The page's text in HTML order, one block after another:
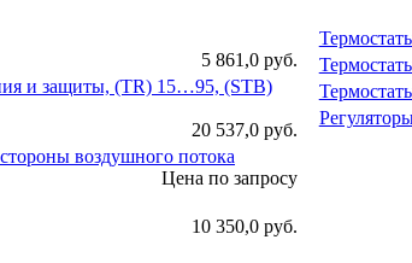
5 861,0 руб.
и защиты, (TR) 15…95, (STB)
20 537,0 руб.
воздушного потока
Цена по запросу
10 350,0 руб.